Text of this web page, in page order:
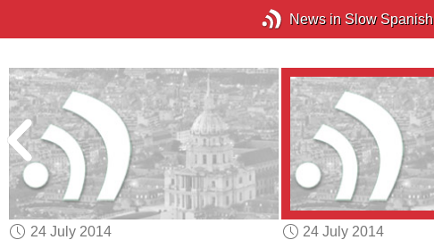
News in Slow Spanish
24 July 2014
24 July 2014